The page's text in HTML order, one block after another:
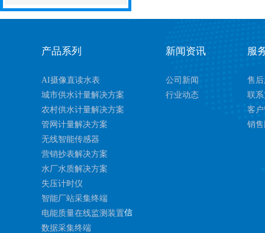
产品系列
AI摄像直读水表
城市供水计量解决方案
农村供水计量解决方案
管网计量解决方案
无线智能传感器
营销抄表解决方案
水厂水质解决方案
失压计时仪
智能厂站采集终端
电能质量在线监测装置
数据采集终端
新闻资讯
公司新闻
行业动态
服
售
联
客
销
信